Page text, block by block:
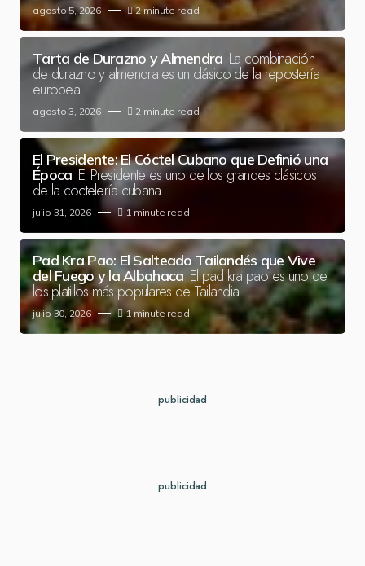
agosto 5, 2026 2 minute read
Tarta de Durazno y Almendra La combinación
de durazno y almendra es un clásico de la repostería
europea
agosto 3, 2026 2 minute read
El Presidente: El Cóctel Cubano que Definió una
Época El Presidente es uno de los grandes clásicos
de la coctelería cubana
julio 31, 2026 1 minute read
Pad Kra Pao: El Salteado Tailandés que Vive
del Fuego y la Albahaca El pad kra pao es uno de
los platillos más populares de Tailandia
julio 30, 2026 1 minute read
publicidad
publicidad